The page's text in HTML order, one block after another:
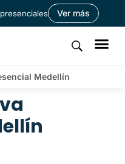
Ver más
Medellín